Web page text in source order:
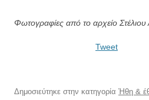
Φωτογραφίες από το αρχείο Στέλιου
Tweet
Δημοσιεύτηκε στην κατηγορία Ήθη &